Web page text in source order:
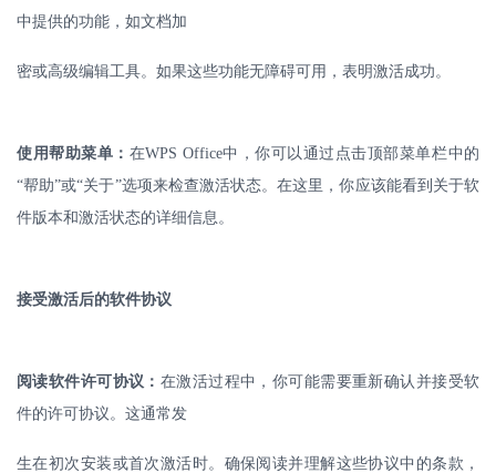
中提供的功能，如文档加
密或高级编辑工具。如果这些功能无障碍可用，表明激活成功。
使用帮助菜单： 在WPS Office中，你可以通过点击顶部菜单栏中的
“帮助”或“关于”选项来检查激活状态。在这里，你应该能看到关于软
件版本和激活状态的详细信息。
接受激活后的软件协议
阅读软件许可协议： 在激活过程中，你可能需要重新确认并接受软
件的许可协议。这通常发
生在初次安装或首次激活时。确保阅读并理解这些协议中的条款，